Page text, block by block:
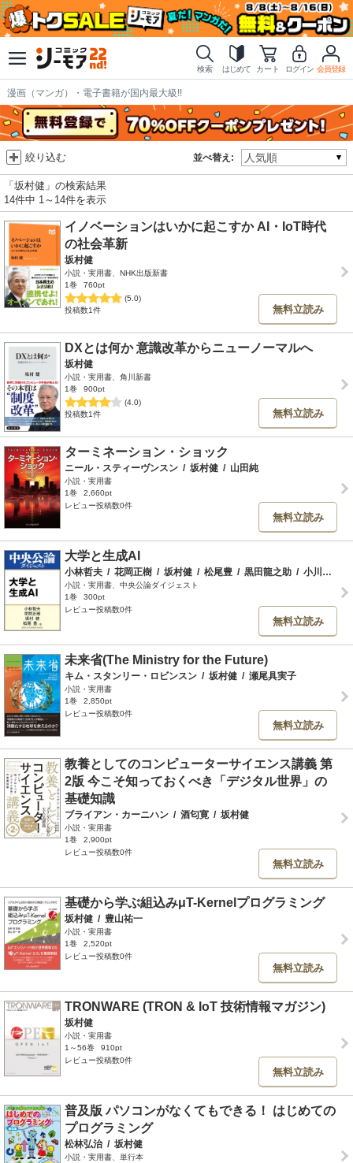
検索 はじめて カート ログイン 会員登録
漫画（マンガ）・電子書籍が国内最大級!!
並べ替え:
絞り込む
「坂村健」の検索結果
14件中 1～14件を表示
イノベーションはいかに起こすか AI・IoT時代
の社会革新
坂村健
小説・実用書、NHK出版新書
1巻
760pt
(5.0)
投稿数1件
無料立読み
DXとは何か 意識改革からニューノーマルへ
坂村健
小説・実用書、角川新書
1巻
900pt
(4.0)
投稿数1件
無料立読み
ターミネーション・ショック
ニール・スティーヴンスン / 坂村健 / 山田純
小説・実用書
1巻
2,660pt
レビュー投稿数0件
無料立読み
大学と生成AI
小林哲夫 / 花岡正樹 / 坂村健 / 松尾豊 / 黒田龍之助 / 小川さやか
小説・実用書、中央公論ダイジェスト
1巻
300pt
レビュー投稿数0件
無料立読み
未来省(The Ministry for the Future)
キム・スタンリー・ロビンスン / 坂村健 / 瀬尾具実子
小説・実用書
1巻
2,850pt
レビュー投稿数0件
無料立読み
教養としてのコンピューターサイエンス講義 第
2版 今こそ知っておくべき「デジタル世界」の
基礎知識
ブライアン・カーニハン / 酒匂寛 / 坂村健
小説・実用書
1巻
2,900pt
レビュー投稿数0件
無料立読み
基礎から学ぶ組込みμT-Kernelプログラミング
坂村健 / 豊山祐一
小説・実用書
1巻
2,520pt
レビュー投稿数0件
無料立読み
TRONWARE (TRON & IoT 技術情報マガジン)
坂村健
小説・実用書
1～56巻
910pt
レビュー投稿数0件
無料立読み
普及版 パソコンがなくてもできる！ はじめての
プログラミング
松林弘治 / 坂村健
小説・実用書、単行本